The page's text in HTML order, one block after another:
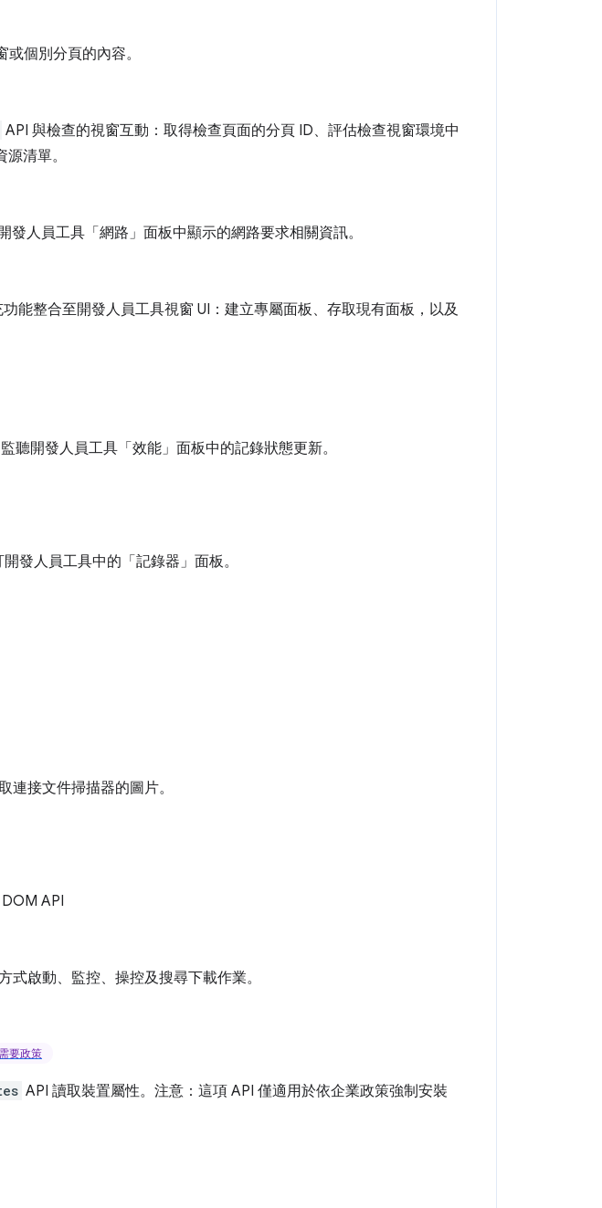
個別分頁的內容。
API 與檢查的視窗互動：取得檢查頁面的分頁 ID、評估檢查視窗環境中
清單。
發人員工具「網路」面板中顯示的網路要求相關資訊。
能整合至開發人員工具視窗 UI：建立專屬面板、存取現有面板，以及
聽開發人員工具「效能」面板中的記錄狀態更新。
發人員工具中的「記錄器」面板。
連接文件掃描器的圖片。
API
式啟動、監控、操控及搜尋下載作業。
需要政策
API 讀取裝置屬性。注意：這項 API 僅適用於依企業政策強制安裝